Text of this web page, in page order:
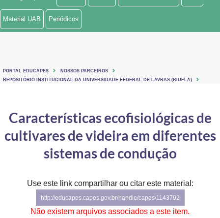
Ministério de Minas e Energia
Ministério do Turismo
Controladoria-Geral da União
Secretaria de Governo
Gabinete de Segurança Institucional
Material UAB Periódicos
PORTAL EDUCAPES
NOSSOS PARCEIROS
REPOSITÓRIO INSTITUCIONAL DA UNIVERSIDADE FEDERAL DE LAVRAS (RIUFLA)
Características ecofisiológicas de
cultivares de videira em diferentes
sistemas de condução
Use este link compartilhar ou citar este material:
http://educapes.capes.gov.br/handle/capes/1143792
Não existem arquivos associados a este item.